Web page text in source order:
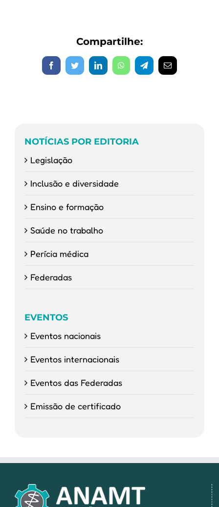
dados
e
deve
melhorar
da
Compartilhe:
FacebookTwitterLinkedInWhatsAppTelegram
E-
mail
NOTÍCIAS POR EDITORIA
Legislação
Inclusão e diversidade
Ensino e formação
Saúde no trabalho
Perícia médica
Federadas
EVENTOS
Eventos nacionais
Eventos internacionais
Eventos das Federadas
Emissão de certificado